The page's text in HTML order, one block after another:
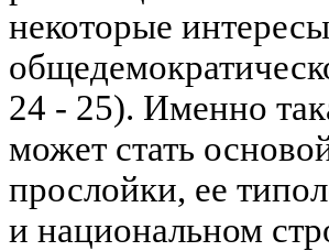
некоторые
24 - 25). Именно
может стать
прослойки, ее
и национальном